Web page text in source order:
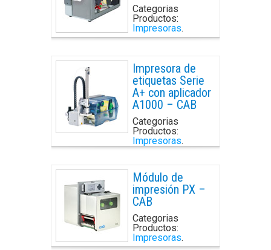
Categorias
Productos:
Impresoras.
Impresora de
etiquetas Serie
A+ con aplicador
A1000 – CAB
Categorias
Productos:
Impresoras.
Módulo de
impresión PX –
CAB
Categorias
Productos:
Impresoras.